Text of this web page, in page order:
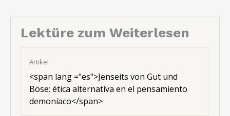
Lektüre zum Weiterlesen
Artikel
<span lang ="es">Jenseits von Gut und
Böse: ética alternativa en el pensamiento
demoníaco</span>